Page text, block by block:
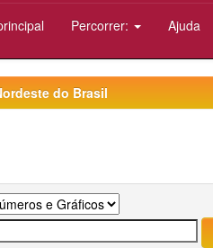
Percorrer: Ajuda
do Brasil